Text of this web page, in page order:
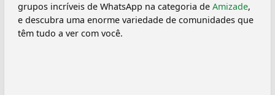
grupos incríveis de WhatsApp na categoria de Amizade,
e descubra uma enorme variedade de comunidades que
têm tudo a ver com você.